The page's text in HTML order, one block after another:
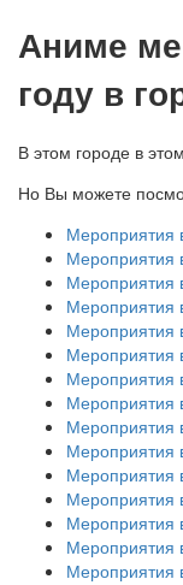
Аниме
году в
В этом городе в
Но Вы можете
Мероприятия
Мероприятия
Мероприятия
Мероприятия
Мероприятия
Мероприятия
Мероприятия
Мероприятия
Мероприятия
Мероприятия
Мероприятия
Мероприятия
Мероприятия
Мероприятия
Мероприятия